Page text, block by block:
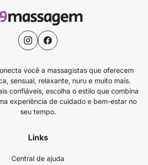
você a massagistas que oferecem
sensual, relaxante, nuru e muito mais.
confiáveis, escolha o estilo que combina
experiência de cuidado e bem-estar no
seu tempo.
Links
Central de ajuda